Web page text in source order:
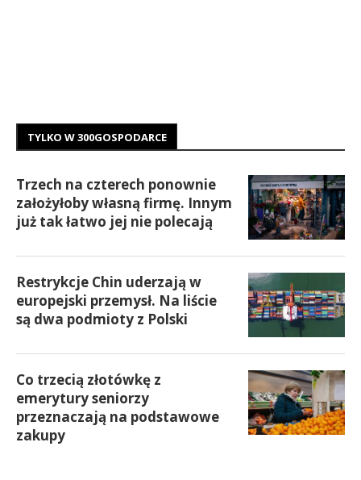
TYLKO W 300GOSPODARCE
Trzech na czterech ponownie
założyłoby własną firmę. Innym
już tak łatwo jej nie polecają
Restrykcje Chin uderzają w
europejski przemysł. Na liście
są dwa podmioty z Polski
Co trzecią złotówkę z
emerytury seniorzy
przeznaczają na podstawowe
zakupy